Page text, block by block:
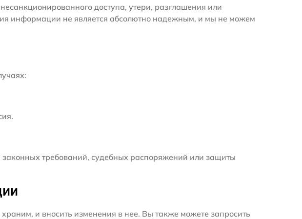
доступа, утери, разглашения или
информации не является абсолютно надежным, и мы не можем
требований, судебных распоряжений или защиты
и вносить изменения в нее. Вы также можете запросить